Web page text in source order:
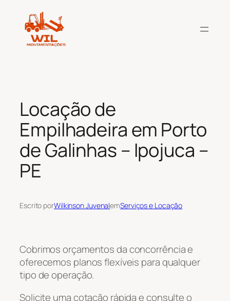
conteúdo
Locação de
Empilhadeira em Porto
de Galinhas – Ipojuca –
PE
Escrito porWilkinson JuvenalemServiços e Locação
Cobrimos orçamentos da concorrência e
oferecemos planos flexíveis para qualquer
tipo de operação.
Solicite uma cotação rápida e consulte o